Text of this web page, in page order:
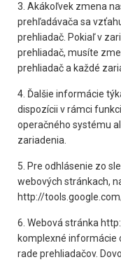
3. Akákoľvek zmena
prehľadávača sa
prehliadač. Pokiaľ v
prehliadač, musíte
prehliadač a každé
4. Ďalšie informácie
dispozícii v rámci
operačného systému
zariadenia.
5. Pre odhlásenie zo
webových stránkach,
http://
6. Webová stránka
komplexné informácie
rade prehliadačov.